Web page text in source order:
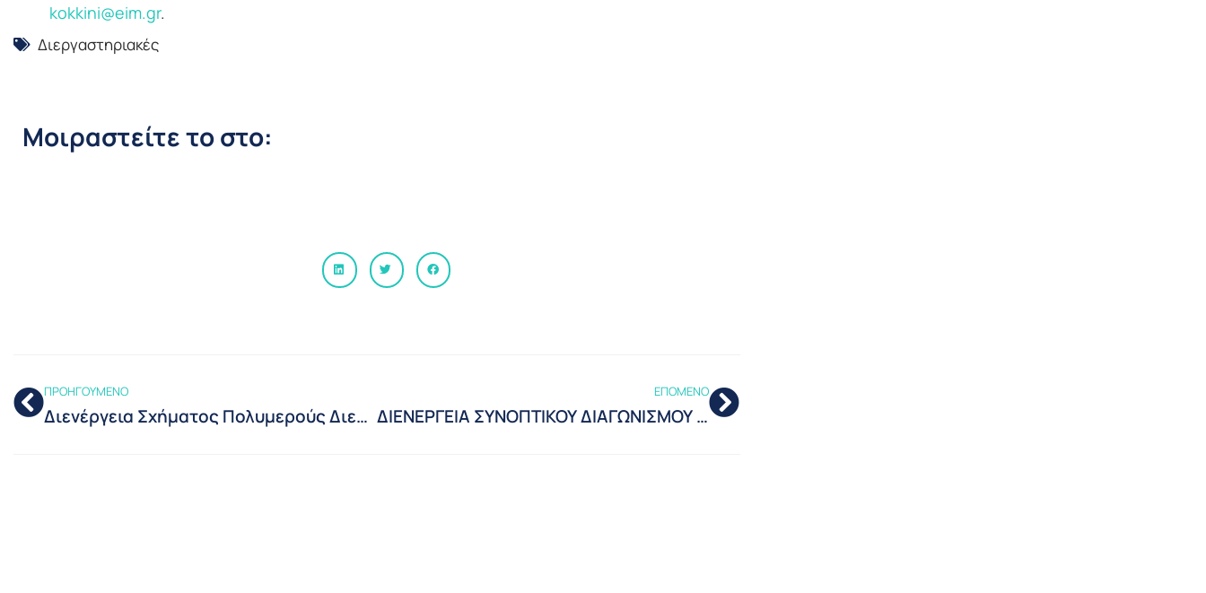
kokkini@eim.gr.
Διεργαστηριακές
Μοιραστείτε το στο:
ΠΡΟΗΓΟΥΜΕΝΟ
Διενέργεια Σχήματος Πολυμερούς Διεργαστηριακής Σύγκρισης με Αντικείμενο τη Διακρίβωση Γεφυροπλάστιγγας
ΕΠΟΜΕΝΟ
ΔΙΕΝΕΡΓΕΙΑ ΣΥΝΟΠΤΙΚΟΥ ΔΙΑΓΩΝΙΣΜΟΥ ΠΡΟΜΗΘΕΙΑΣ & ΕΓΚΑΤΑΣΤΑΣΗΣ ΔΥΟ ΣΥΣΤΗΜΑΤΩΝ ΣΤΑΘΕΡΟΠΟΙΗΣΗΣ ΤΑΣΗΣ (UPS)